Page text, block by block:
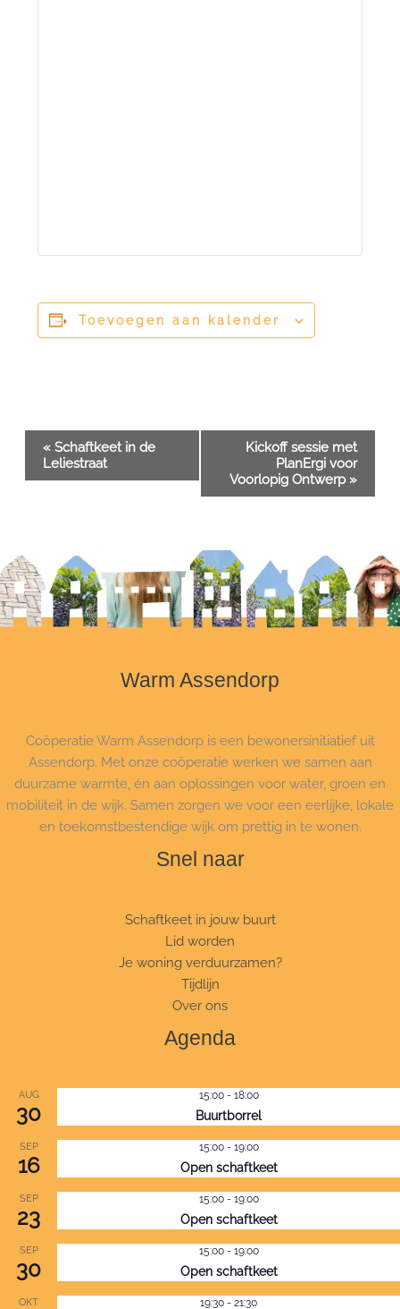
Toevoegen aan kalender
Evenement
Navigatie
«Schaftkeet in de
Leliestraat
Kickoff sessie met
PlanErgi voor
Voorlopig Ontwerp »
Warm Assendorp
Coöperatie Warm Assendorp is een bewonersinitiatief uit
Assendorp. Met onze coöperatie werken we samen aan
duurzame warmte, én aan oplossingen voor water, groen en
mobiliteit in de wijk. Samen zorgen we voor een eerlijke, lokale
en toekomstbestendige wijk om prettig in te wonen.
Snel naar
Schaftkeet in jouw buurt
Lid worden
Je woning verduurzamen?
Tijdlijn
Over ons
Agenda
AUG
30
15:00- 18:00
Buurtborrel
SEP
16
15:00- 19:00
Open schaftkeet
SEP
23
15:00- 19:00
Open schaftkeet
SEP
30
15:00- 19:00
Open schaftkeet
OKT 19:30 - 21:30